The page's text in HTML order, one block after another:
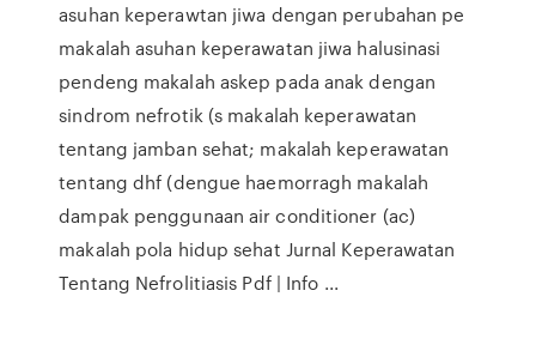
asuhan keperawtan jiwa dengan perubahan pe
makalah asuhan keperawatan jiwa halusinasi
pendeng makalah askep pada anak dengan
sindrom nefrotik (s makalah keperawatan
tentang jamban sehat; makalah keperawatan
tentang dhf (dengue haemorragh makalah
dampak penggunaan air conditioner (ac)
makalah pola hidup sehat Jurnal Keperawatan
Tentang Nefrolitiasis Pdf | Info ...